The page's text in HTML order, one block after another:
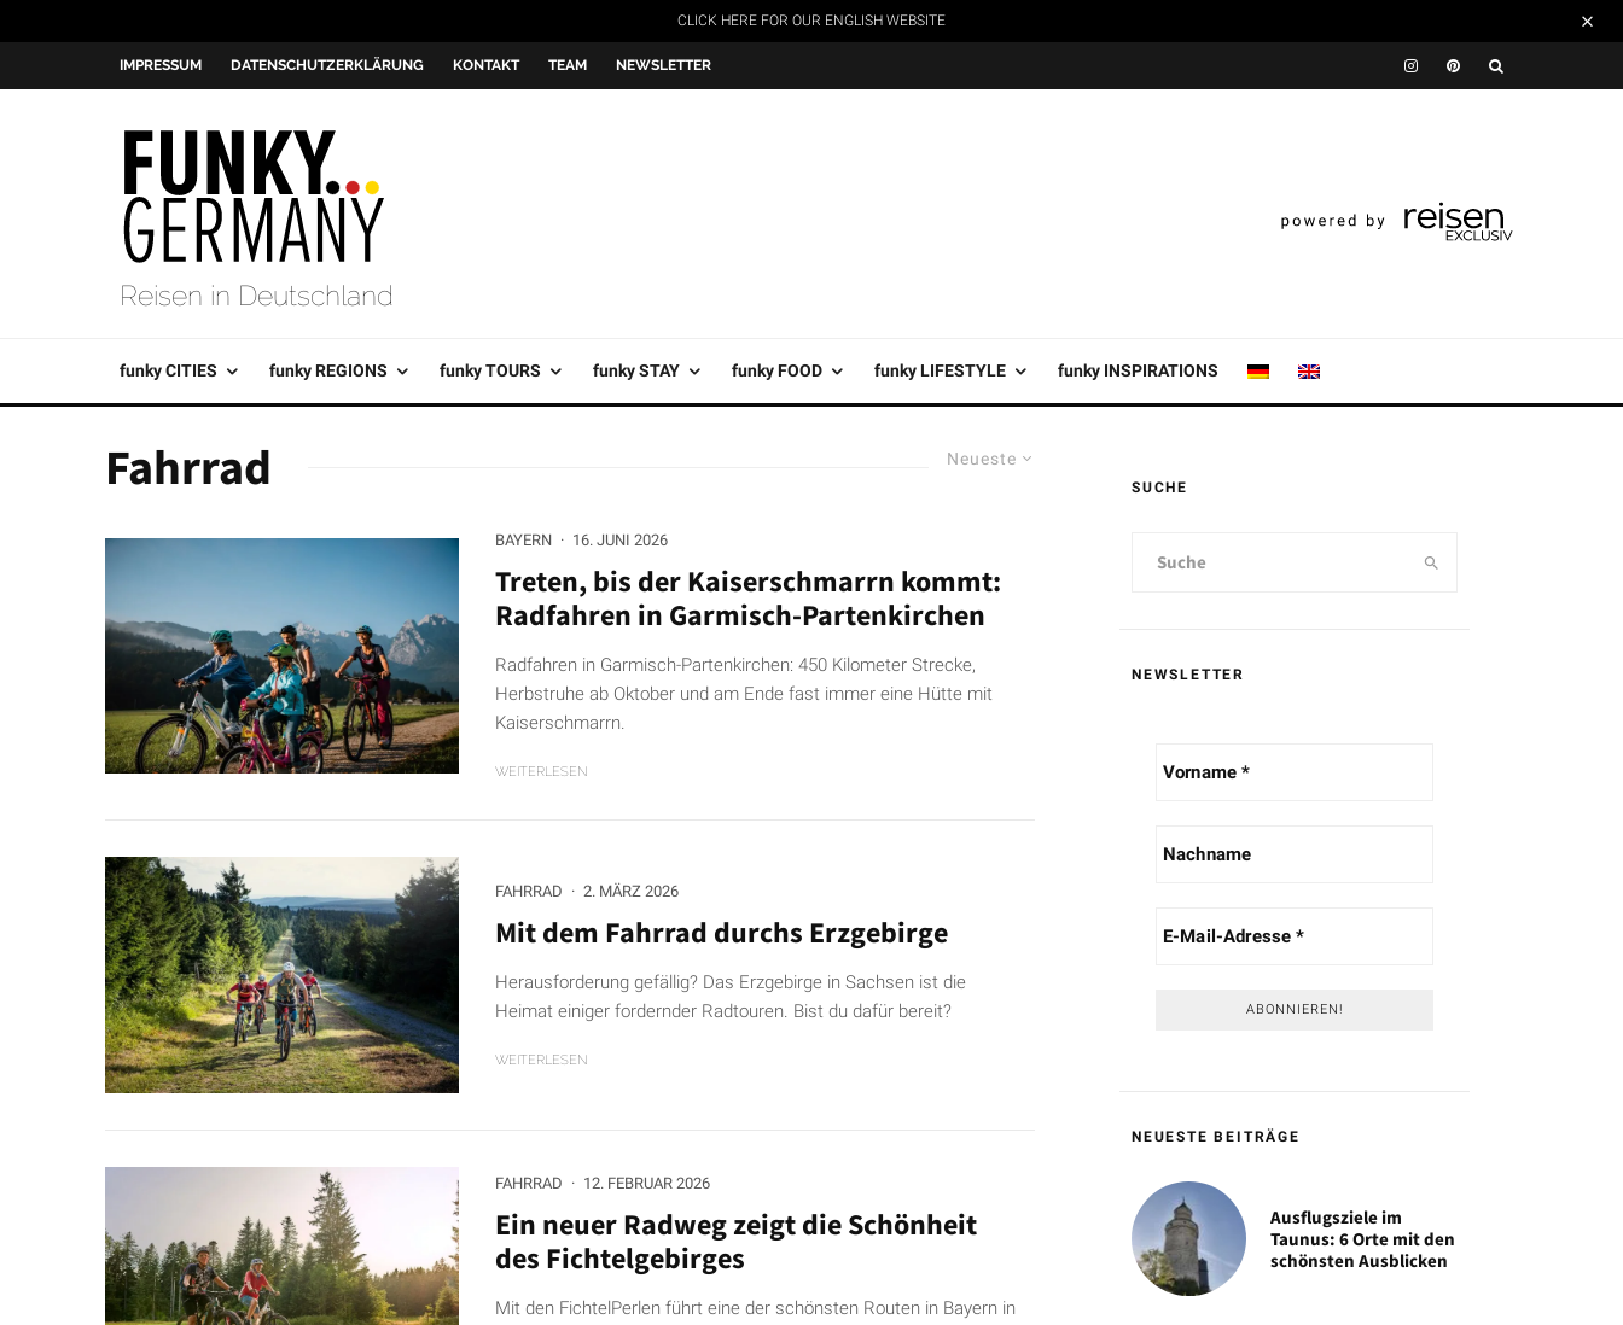
CLICK HERE FOR OUR ENGLISH WEBSITE
IMPRESSUM DATENSCHUTZERKLÄRUNG KONTAKT TEAM NEWSLETTER
Reisen in Deutschland
funky CITIES funky REGIONS funky TOURS funky STAY funky FOOD funky LIFESTYLE funky INSPIRATIONS
Neueste
Fahrrad
BAYERN · 16. JUNI 2026
Treten, bis der Kaiserschmarrn kommt:
Radfahren in Garmisch-Partenkirchen
Radfahren in Garmisch-Partenkirchen: 450 Kilometer Strecke,
Herbstruhe ab Oktober und am Ende fast immer eine Hütte mit
Kaiserschmarrn.
WEITERLESEN
FAHRRAD · 2. MÄRZ 2026
Mit dem Fahrrad durchs Erzgebirge
Herausforderung gefällig? Das Erzgebirge in Sachsen ist die
Heimat einiger fordernder Radtouren. Bist du dafür bereit?
WEITERLESEN
FAHRRAD · 12. FEBRUAR 2026
Ein neuer Radweg zeigt die Schönheit
des Fichtelgebirges
Mit den FichtelPerlen führt eine der schönsten Routen in Bayern in
SUCHE
NEWSLETTER
NEUESTE BEITRÄGE
Ausflugsziele im
Taunus: 6 Orte mit den
schönsten Ausblicken